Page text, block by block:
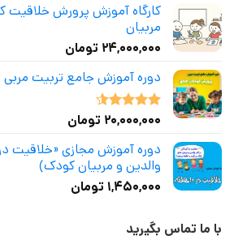
کارگاه آموزش پرورش خلاقیت
مربیان
۲۴,۰۰۰,۰۰۰ تومان
دوره آموزش جامع تربیت
نمره4.50
۲۰,۰۰۰,۰۰۰ تومان
والدین و مربیان کودک)
۱,۴۵۰,۰۰۰ تومان
با ما تماس بگیرید